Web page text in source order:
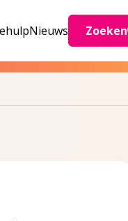
Nieuws Zoeken